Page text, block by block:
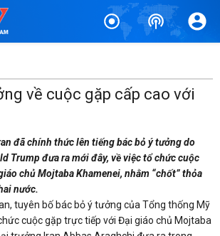
về cuộc gặp cấp cao với
đã chính thức lên tiếng bác bỏ ý tưởng do
Trump đưa ra mới đây, về việc tổ chức cuộc
chủ Mojtaba Khamenei, nhằm “chốt” thỏa
nước.
tuyên bố bác bỏ ý tưởng của Tổng thống Mỹ
cuộc gặp trực tiếp với Đại giáo chủ Mojtaba